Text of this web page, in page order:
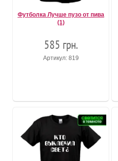
Футболка Лучше пузо от пива
(1)
585 грн.
Артикул: 819